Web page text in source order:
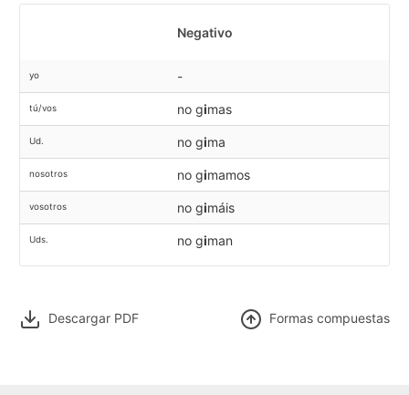
Negativo
yo -
tú/vos no gimas
Ud. no gima
nosotros no gimamos
vosotros no gimáis
Uds. no giman
Descargar PDF Formas compuestas